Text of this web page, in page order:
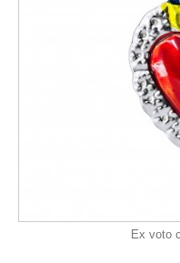
Ex voto